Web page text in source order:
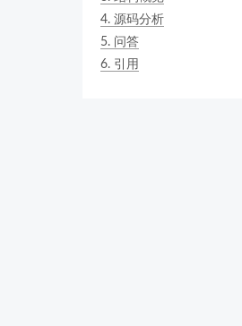
4. 源码分析
5. 问答
6. 引用